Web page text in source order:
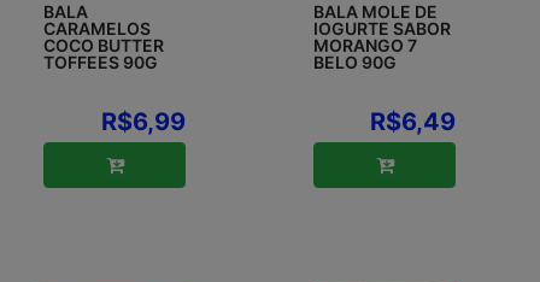
BALA
CARAMELOS
COCO BUTTER
TOFFEES 90G
R$6,99
BALA MOLE DE
IOGURTE SABOR
MORANGO 7
BELO 90G
R$6,49